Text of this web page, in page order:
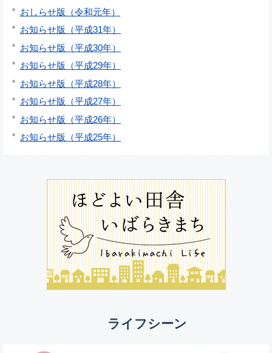
おしらせ版（令和元年）
お知らせ版（平成31年）
お知らせ版（平成30年）
お知らせ版（平成29年）
お知らせ版（平成28年）
お知らせ版（平成27年）
お知らせ版（平成26年）
お知らせ版（平成25年）
ライフシーン